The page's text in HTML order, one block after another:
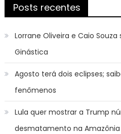
Posts recentes
Lorrane Oliveira e Caio
Ginástica
Agosto terá dois eclipses;
fenômenos
Lula quer mostrar a Trump
desmatamento na Amazônia